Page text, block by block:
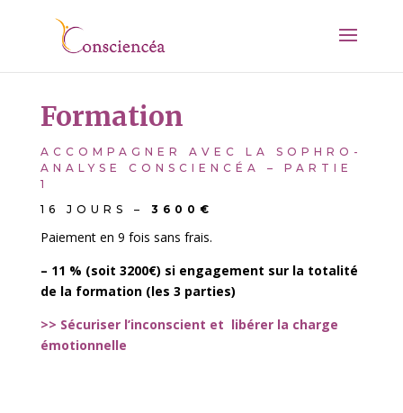
Formation
ACCOMPAGNER AVEC LA SOPHRO-
ANALYSE CONSCIENCÉA – PARTIE
1
16 JOURS – 3600€
Paiement en 9 fois sans frais.
– 11 % (soit 3200€) si engagement sur la totalité
de la formation (les 3 parties)
>> Sécuriser l’inconscient et libérer la charge
émotionnelle